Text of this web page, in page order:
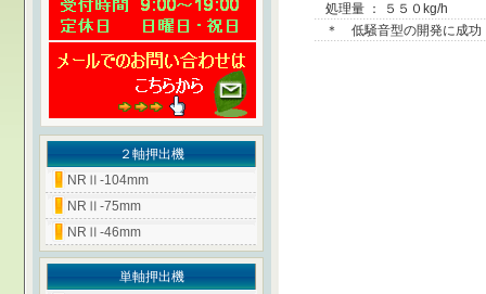
処理量 ： ５５０kg/h
＊ 低騒音型の開発に成功
２軸押出機
NRⅡ-104mm
NRⅡ-75mm
NRⅡ-46mm
単軸押出機